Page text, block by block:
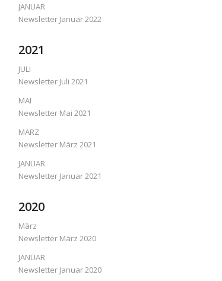
JANUAR
Newsletter Januar 2022
2021
JULI
Newsletter Juli 2021
MAI
Newsletter Mai 2021
MÄRZ
Newsletter März 2021
JANUAR
Newsletter Januar 2021
2020
März
Newsletter März 2020
JANUAR
Newsletter Januar 2020